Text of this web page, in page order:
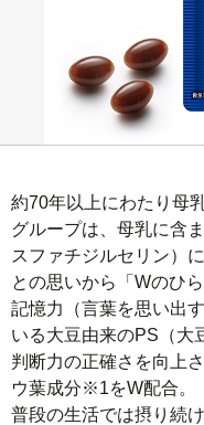
約70年以上にわたり母
グループは、母乳に含
スファチジルセリン）
との思いから「Wのひ
記憶力（言葉を思い出
いる大豆由来のPS（大
判断力の正確さを向上
ウ葉成分※1をW配合。
普段の生活では摂り続